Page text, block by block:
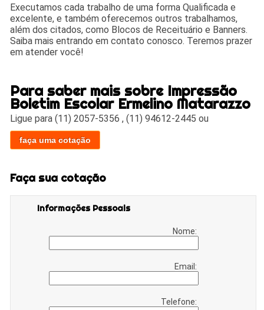
Executamos cada trabalho de uma forma Qualificada e
excelente, e também oferecemos outros trabalhamos,
além dos citados, como Blocos de Receituário e Banners.
Saiba mais entrando em contato conosco. Teremos prazer
em atender você!
Para saber mais sobre Impressão
Boletim Escolar Ermelino Matarazzo
Ligue para(11) 2057-5356 ,(11) 94612-2445 ou
faça uma cotação
Faça sua cotação
Informações Pessoais
Nome:
Email:
Telefone: